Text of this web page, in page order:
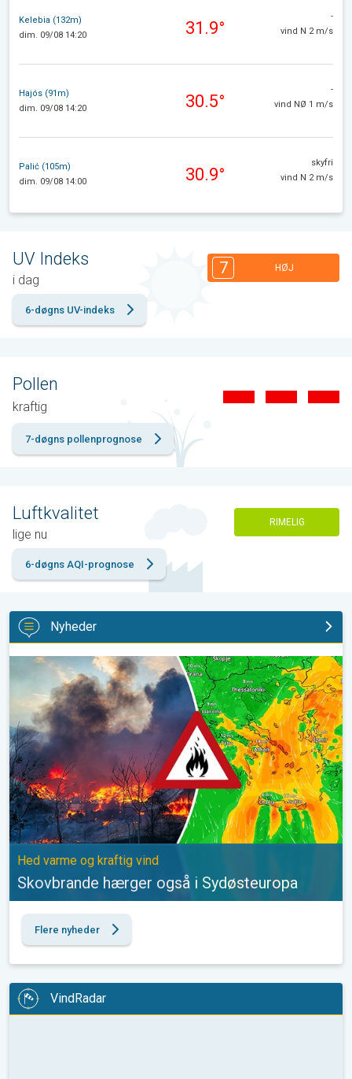
Kelebia (132m)
dim. 09/08 14:20
31.9°
-
vind N 2 m/s
Hajós (91m)
dim. 09/08 14:20
30.5°
-
vind NØ 1 m/s
Palić (105m)
dim. 09/08 14:00
30.9°
skyfri
vind N 2 m/s
UV Indeks
i dag
7 HØJ
6-døgns UV-indeks
Pollen
kraftig
7-døgns pollenprognose
Luftkvalitet
lige nu
RIMELIG
6-døgns AQI-prognose
Nyheder
Skovbrande hærger også i Sydøsteuropa. Hed varme og
Hed varme og kraftig vind
Skovbrande hærger også i Sydøsteuropa
Flere nyheder
VindRadar